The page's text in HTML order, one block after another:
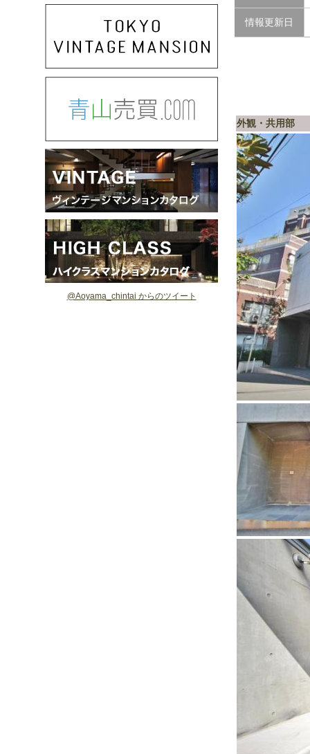
情報更新日
外観・共用部
@Aoyama_chintai からのツイート